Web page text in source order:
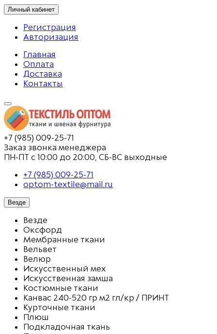
Личный кабинет
Регистрация
Авторизация
Главная
Оплата
Доставка
Контакты
+7 (985) 009-25-71
Заказ звонка менеджера
ПН-ПТ с 10:00 до 20:00, СБ-ВС выходные
+7 (985) 009-25-71
optom-textile@mail.ru
Везде
Везде
Оксфорд
Мембранные ткани
Вельвет
Велюр
Искусственный мех
Искусственная замша
Костюмные ткани
Канвас 240-520 гр м2 гл/кр / ПРИНТ
Курточные ткани
Плюш
Подкладочная ткань